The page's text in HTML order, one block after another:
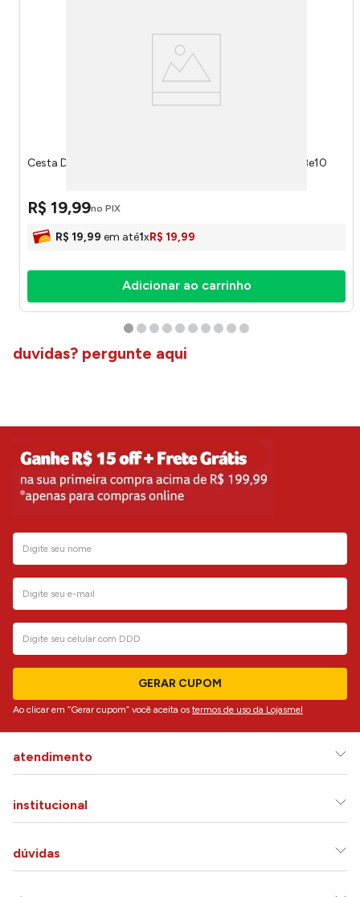
Cesta Decorativa de Fibra Natural 21x21x8cm 6247 - Be10
R$ 19,99no PIX
R$ 19,99 em até1xR$ 19,99
Adicionar ao carrinho
duvidas? pergunte aqui
GERAR CUPOM
Ao clicar em “Gerar cupom” você aceita os termos de uso da Lojasmel
atendimento
institucional
dúvidas